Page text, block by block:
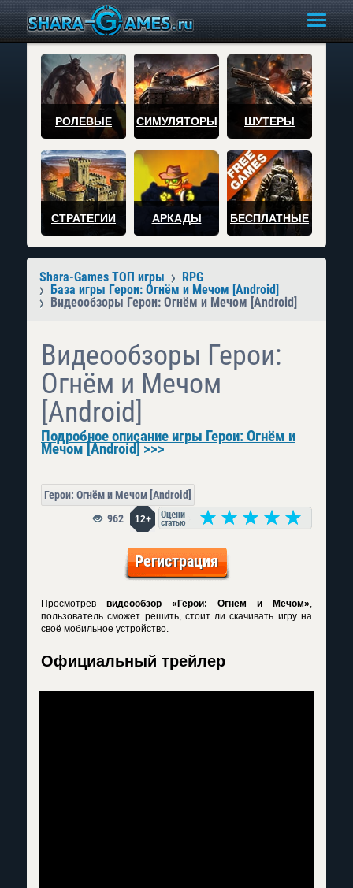
РОЛЕВЫЕ СИМУЛЯТОРЫ ШУТЕРЫ
СТРАТЕГИИ АРКАДЫ БЕСПЛАТНЫЕ
Shara-Games ТОП игры
RPG
База игры Герои: Огнём и Мечом [Android]
Видеообзоры Герои: Огнём и Мечом [Android]
Видеообзоры Герои:
Огнём и Мечом
[Android]
Подробное описание игры Герои: Огнём и
Мечом [Android] >>>
Герои: Огнём и Мечом [Android]
12+
962
Регистрация
Просмотрев видеообзор «Герои: Огнём и Мечом»,
пользователь сможет решить, стоит ли скачивать игру на
своё мобильное устройство.
Официальный трейлер